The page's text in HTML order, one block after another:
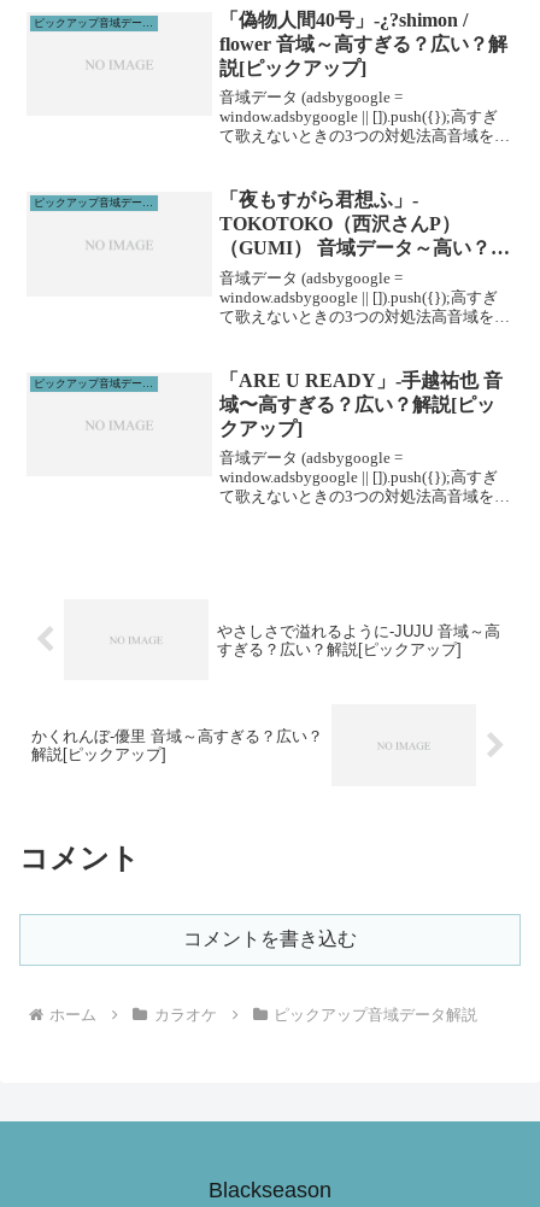
ルに通うこと...
ピックアップ音域データ解説
「偽物人間40号」-¿?shimon /
flower 音域～高すぎる？広い？解
説[ピックアップ]
音域データ (adsbygoogle =
window.adsbygoogle || []).push({});高すぎ
て歌えないときの3つの対処法高音域を広
ルに通うこと...
ピックアップ音域データ解説
「夜もすがら君想ふ」-
TOKOTOKO（西沢さんP）
（GUMI） 音域データ～高い？広
い？歌えない！などを解説
音域データ (adsbygoogle =
window.adsbygoogle || []).push({});高すぎ
て歌えないときの3つの対処法高音域を広
ルに通うこと...
「ARE U READY」-手越祐也 音
域〜高すぎる？広い？解説[ピッ
クアップ]
音域データ (adsbygoogle =
window.adsbygoogle || []).push({});高すぎ
て歌えないときの3つの対処法高音域を広
やさしさで溢れるように-JUJU 音域～高
すぎる？広い？解説[ピックアップ]
かくれんぼ-優里 音域～高すぎる？広い？
解説[ピックアップ]
コメント
コメントを書き込む
ホーム カラオケ ピックアップ音域データ解説
Blackseason